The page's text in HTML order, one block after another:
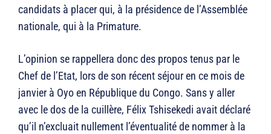
candidats à placer qui, à la présidence de l’Assemblée
nationale, qui à la Primature.
L’opinion se rappellera donc des propos tenus par le
Chef de l’Etat, lors de son récent séjour en ce mois de
janvier à Oyo en République du Congo. Sans y aller
avec le dos de la cuillère, Félix Tshisekedi avait déclaré
qu’il n’excluait nullement l’éventualité de nommer à la